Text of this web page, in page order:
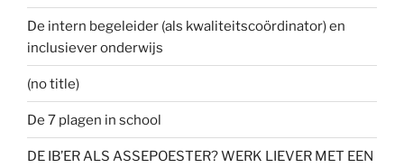
De intern begeleider (als kwaliteitscoördinator) en
inclusiever onderwijs
(no title)
De 7 plagen in school
DE IB’ER ALS ASSEPOESTER? WERK LIEVER MET EEN